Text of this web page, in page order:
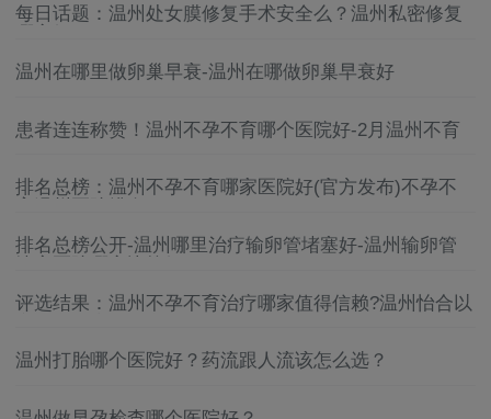
每日话题：温州处女膜修复手术安全么？温州私密修复
温州在哪里做卵巢早衰-温州在哪做卵巢早衰好
患者连连称赞！温州不孕不育哪个医院好-2月温州不育
排名总榜：温州不孕不育哪家医院好(官方发布)不孕不
排名总榜公开-温州哪里治疗输卵管堵塞好-温州输卵管
评选结果：温州不孕不育治疗哪家值得信赖?温州怡合以
温州打胎哪个医院好？药流跟人流该怎么选？